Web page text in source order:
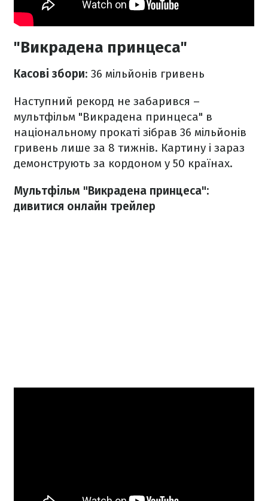
"Викрадена принцеса"
Касові збори: 36 мільйонів гривень
Наступний рекорд не забарився –
мультфільм "Викрадена принцеса" в
національному прокаті зібрав 36 мільйонів
гривень лише за 8 тижнів. Картину і зараз
демонструють за кордоном у 50 країнах.
Мультфільм "Викрадена принцеса":
дивитися онлайн трейлер